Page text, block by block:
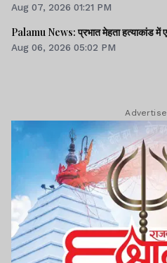
Aug 07, 2026 01:21 PM
Palamu News: प्रभात मेहता हत्याकांड में
Aug 06, 2026 05:02 PM